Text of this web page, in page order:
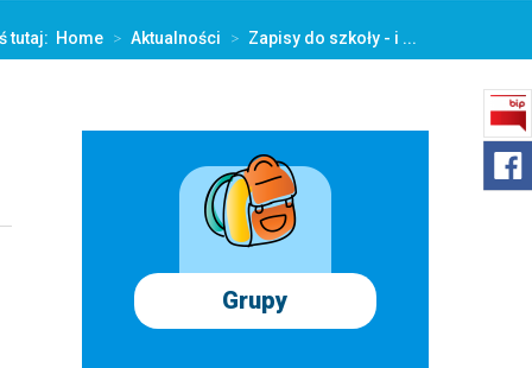
tutaj: Home > Aktualności > Zapisy do szkoły - i ...
Grupy